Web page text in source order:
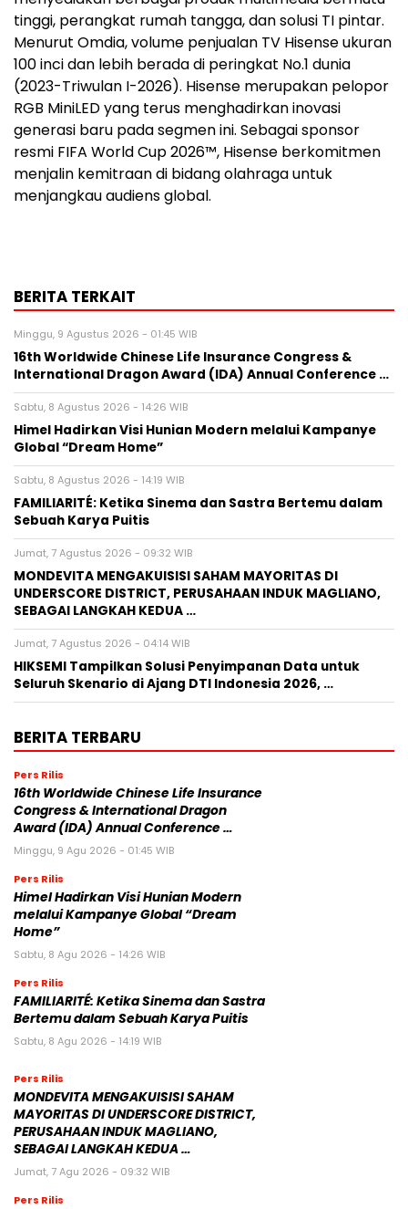
tinggi, perangkat rumah tangga, dan solusi TI pintar.
Menurut Omdia, volume penjualan TV Hisense ukuran
100 inci dan lebih berada di peringkat No.1 dunia
(2023-Triwulan I-2026). Hisense merupakan pelopor
RGB MiniLED yang terus menghadirkan inovasi
generasi baru pada segmen ini. Sebagai sponsor
resmi FIFA World Cup 2026™, Hisense berkomitmen
menjalin kemitraan di bidang olahraga untuk
menjangkau audiens global.
BERITA TERKAIT
Minggu, 9 Agustus 2026 - 01:45 WIB
16th Worldwide Chinese Life Insurance Congress &
International Dragon Award (IDA) Annual Conference …
Sabtu, 8 Agustus 2026 - 14:26 WIB
Himel Hadirkan Visi Hunian Modern melalui Kampanye
Global “Dream Home”
Sabtu, 8 Agustus 2026 - 14:19 WIB
FAMILIARITÉ: Ketika Sinema dan Sastra Bertemu dalam
Sebuah Karya Puitis
Jumat, 7 Agustus 2026 - 09:32 WIB
MONDEVITA MENGAKUISISI SAHAM MAYORITAS DI
UNDERSCORE DISTRICT, PERUSAHAAN INDUK MAGLIANO,
SEBAGAI LANGKAH KEDUA …
Jumat, 7 Agustus 2026 - 04:14 WIB
HIKSEMI Tampilkan Solusi Penyimpanan Data untuk
Seluruh Skenario di Ajang DTI Indonesia 2026, …
BERITA TERBARU
Pers Rilis
16th Worldwide Chinese Life Insurance
Congress & International Dragon
Award (IDA) Annual Conference …
Minggu, 9 Agu 2026 - 01:45 WIB
Pers Rilis
Himel Hadirkan Visi Hunian Modern
melalui Kampanye Global “Dream
Home”
Sabtu, 8 Agu 2026 - 14:26 WIB
Pers Rilis
FAMILIARITÉ: Ketika Sinema dan Sastra
Bertemu dalam Sebuah Karya Puitis
Sabtu, 8 Agu 2026 - 14:19 WIB
Pers Rilis
MONDEVITA MENGAKUISISI SAHAM
MAYORITAS DI UNDERSCORE DISTRICT,
PERUSAHAAN INDUK MAGLIANO,
SEBAGAI LANGKAH KEDUA …
Jumat, 7 Agu 2026 - 09:32 WIB
Pers Rilis